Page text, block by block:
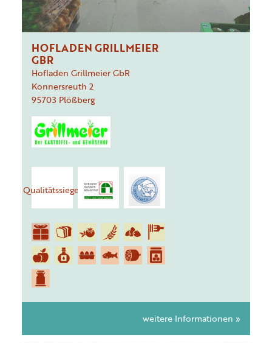
HOFLADEN GRILLMEIER
GBR
Hofladen Grillmeier GbR
Konnersreuth 2
95703 Plößberg
Qualitätssiegel
weitere Informationen »